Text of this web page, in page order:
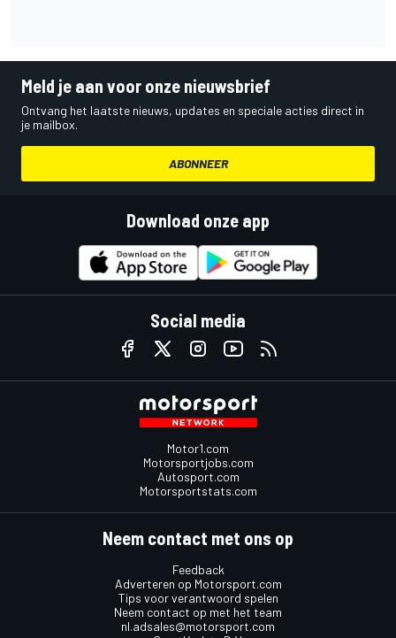
Meld je aan voor onze nieuwsbrief
Ontvang het laatste nieuws, updates en speciale acties direct in
je mailbox.
ABONNEER
Download onze app
Social media
Motor1.com
Motorsportjobs.com
Autosport.com
Motorsportstats.com
Neem contact met ons op
Feedback
Adverteren op Motorsport.com
Tips voor verantwoord spelen
Neem contact op met het team
nl.adsales@motorsport.com